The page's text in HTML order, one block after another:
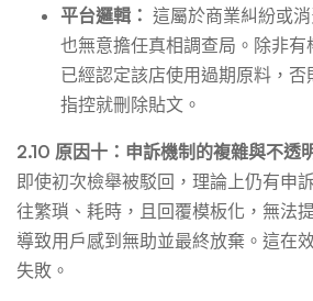
平台邏輯： 這屬於商業糾紛或
也無意擔任真相調查局。除非
已經認定該店使用過期原料，
指控就刪除貼文。
2.10 原因十：申訴機制的複雜與不透
即使初次檢舉被駁回，理論上仍有申
往繁瑣、耗時，且回覆模板化，無法
導致用戶感到無助並最終放棄。這在
失敗。